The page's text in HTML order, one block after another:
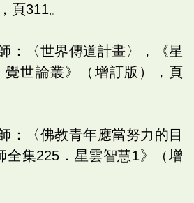
頁311。
：〈世界傳道計畫〉，《星
覺世論叢》（增訂版），頁
：〈佛教青年應當努力的目
全集225．星雲智慧1》（增